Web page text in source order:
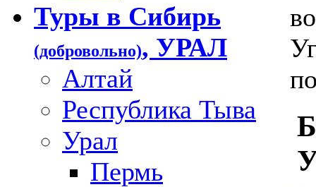
Туры в Сибирь
(добровольно), УРАЛ
Алтай
Республика Тыва
Урал
Пермь